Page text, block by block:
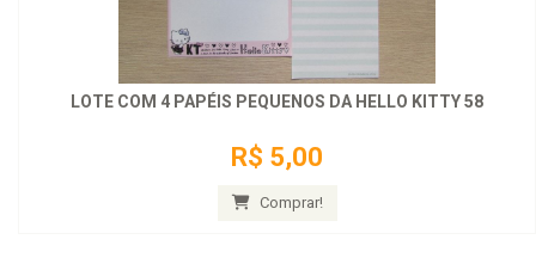
LOTE COM 4 PAPÉIS PEQUENOS DA HELLO KITTY 58
R$ 5,00
Comprar!